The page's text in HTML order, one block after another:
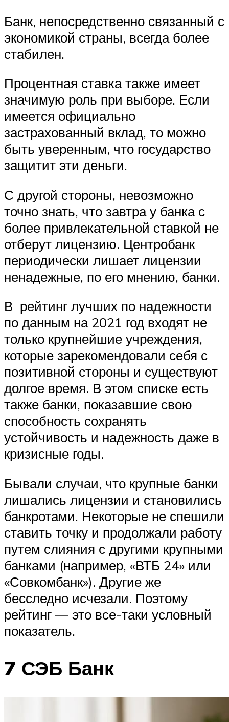
Банк, непосредственно связанный с
экономикой страны, всегда более
стабилен.
Процентная ставка также имеет
значимую роль при выборе. Если
имеется официально
застрахованный вклад, то можно
быть уверенным, что государство
защитит эти деньги.
С другой стороны, невозможно
точно знать, что завтра у банка с
более привлекательной ставкой не
отберут лицензию. Центробанк
периодически лишает лицензии
ненадежные, по его мнению, банки.
В рейтинг лучших по надежности
по данным на 2021 год входят не
только крупнейшие учреждения,
которые зарекомендовали себя с
позитивной стороны и существуют
долгое время. В этом списке есть
также банки, показавшие свою
способность сохранять
устойчивость и надежность даже в
кризисные годы.
Бывали случаи, что крупные банки
лишались лицензии и становились
банкротами. Некоторые не спешили
ставить точку и продолжали работу
путем слияния с другими крупными
банками (например, «ВТБ 24» или
«Совкомбанк»). Другие же
бесследно исчезали. Поэтому
рейтинг — это все-таки условный
показатель.
7 СЭБ Банк